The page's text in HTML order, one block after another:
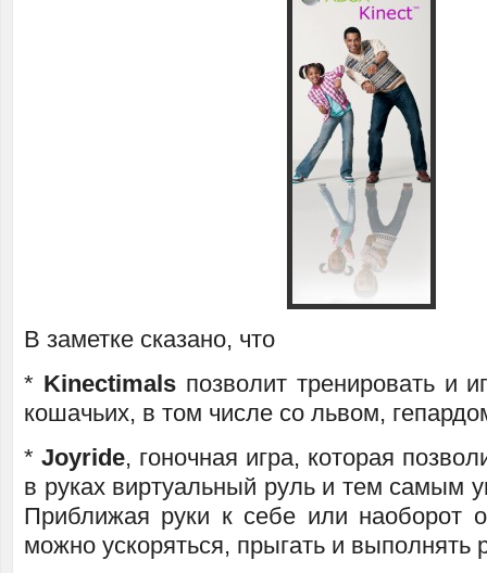
В заметке сказано, что
* Kinectimalsпозволит тренировать и
кошачьих, в том числе со львом,
* Joyride, гоночная игра, которая
в руках виртуальный руль и тем самым
Приближая руки к себе или наоборот
можно ускоряться, прыгать и выполнять